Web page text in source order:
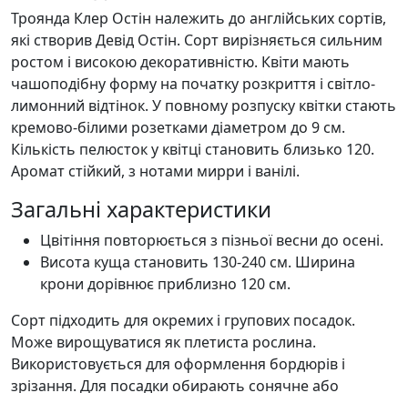
Троянда Клер Остін належить до англійських сортів,
які створив Девід Остін. Сорт вирізняється сильним
ростом і високою декоративністю. Квіти мають
чашоподібну форму на початку розкриття і світло-
лимонний відтінок. У повному розпуску квітки стають
кремово-білими розетками діаметром до 9 см.
Кількість пелюсток у квітці становить близько 120.
Аромат стійкий, з нотами мирри і ванілі.
Загальні характеристики
Цвітіння повторюється з пізньої весни до осені.
Висота куща становить 130-240 см. Ширина
крони дорівнює приблизно 120 см.
Сорт підходить для окремих і групових посадок.
Може вирощуватися як плетиста рослина.
Використовується для оформлення бордюрів і
зрізання. Для посадки обирають сонячне або